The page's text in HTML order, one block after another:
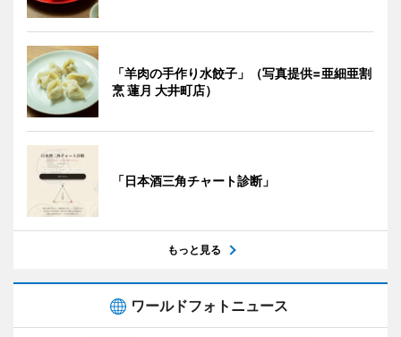
「羊肉の手作り水餃子」（写真提供=亜細亜割
烹 蓮月 大井町店）
「日本酒三角チャート診断」
もっと見る
ワールドフォトニュース